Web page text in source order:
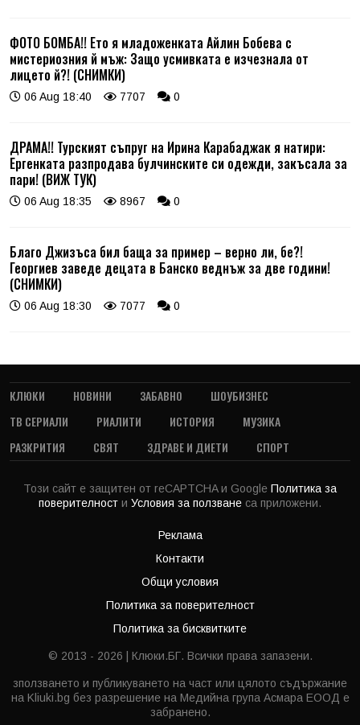
ФОТО БОМБА!! Ето я младоженката Айлин Бобева с
мистериозния й мъж: Защо усмивката е изчезнала от
лицето й?! (СНИМКИ)
06 Aug 18:40 7707 0
ДРАМА!! Турският съпруг на Ирина Карабаджак я натири:
Ергенката разпродава булчинските си одежди, закъсала за
пари! (ВИЖ ТУК)
06 Aug 18:35 8967 0
Благо Джизъса бил баща за пример – верно ли, бе?!
Георгиев заведе децата в Банско веднъж за две години!
(СНИМКИ)
06 Aug 18:30 7077 0
КЛЮКИ НОВИНИ ЗАБАВНО
ШОУБИЗНЕС
ТВ СЕРИАЛИ
РИАЛИТИ ИСТОРИЯ
МУЗИКА
РАЗКРИТИЯ
СВЯТ ЗДРАВЕ И ДИЕТИ СПОРТ
Този сайт е защитен от reCAPTCHA и Google Политика за
поверителност и Условия за ползване са приложени.
Реклама
Контакти
Общи условия
Политика за поверителност
Политика за бисквитките
© 2013 - 2026 | Клюки.БГ. Всички права запазени.
зползването и публикуването на част или цялото съдържание
на Kliuki.bg без разрешение на Медийна група Асмара ЕООД е
забранено.